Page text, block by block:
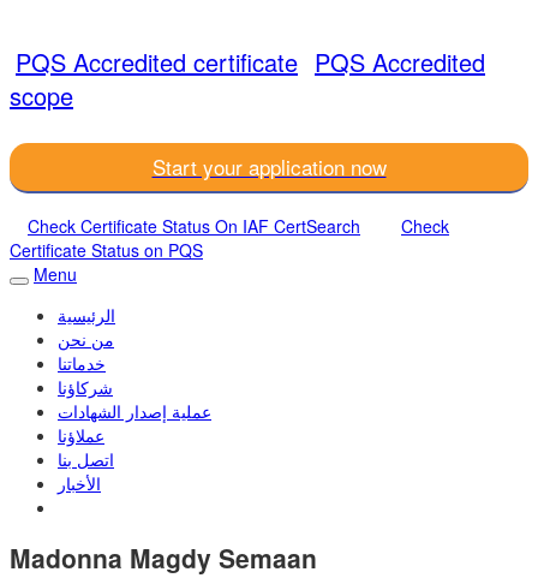
PQS Accredited certificate PQS Accredited
scope
Start your application now
Check Certificate Status On IAF CertSearch
Check
Certificate Status on PQS
Menu
الرئيسية
من نحن
خدماتنا
شركاؤنا
عملية إصدار الشهادات
عملاؤنا
اتصل بنا
الأخبار
Madonna Magdy Semaan